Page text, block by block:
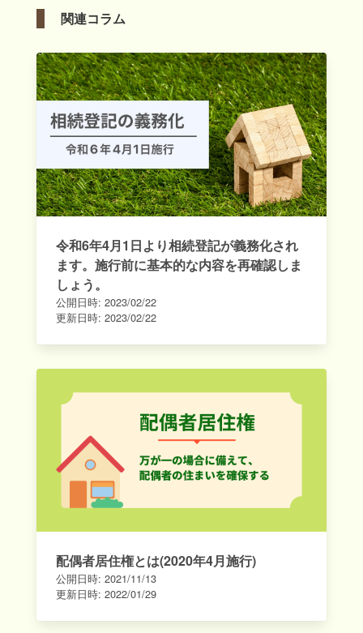
関連コラム
令和6年4月1日より相続登記が義務化され
ます。施行前に基本的な内容を再確認しま
しょう。
公開日時: 2023/02/22
更新日時: 2023/02/22
配偶者居住権とは(2020年4月施行)
公開日時: 2021/11/13
更新日時: 2022/01/29